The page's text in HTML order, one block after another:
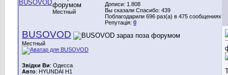
Местный
Дописи: 1.808
Вы сказали Спасибо: 439
Поблагодарили 696 раз(а) в 475 сообщениях
Репутація: 0
BUSOVOD
Местный
Звідки Ви: Одесса
Авто: HYUNDAI H1